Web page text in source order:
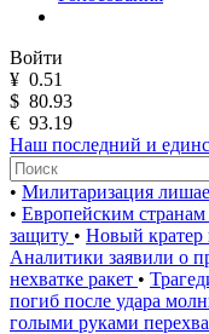
Войти
¥ 0.51
$ 80.93
€ 93.19
Наш последний и
• Милитаризация
• Европейским
защиту • Новый кратер
Аналитики заявили о
нехватке ракет •
погиб после удара
голыми руками